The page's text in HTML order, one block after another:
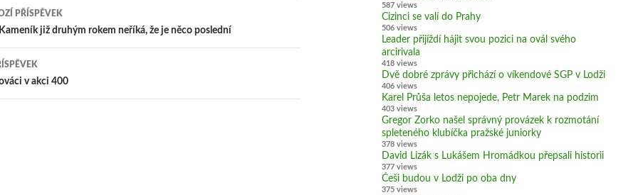
PŘÍSPĚVEK
již druhým rokem neříká, že je něco poslední
v akci 400
587 views
Cizinci se valí do Prahy
506 views
Leader přijíždí hájit svou pozici na ovál svého
arcirivala
418 views
Dvě dobré zprávy přichází o víkendové SGP v Lodži
406 views
Karel Průša letos nepojede, Petr Marek na podzim
403 views
Gregor Zorko našel správný provázek k rozmotání
spleteného klubíčka pražské juniorky
378 views
David Lizák s Lukášem Hromádkou přepsali historii
377 views
Češi budou v Lodži po oba dny
375 views